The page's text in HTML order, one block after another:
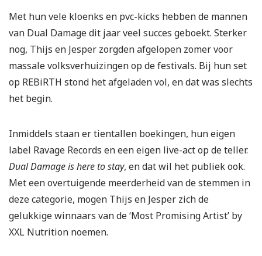
Met hun vele kloenks en pvc-kicks hebben de mannen
van Dual Damage dit jaar veel succes geboekt. Sterker
nog, Thijs en Jesper zorgden afgelopen zomer voor
massale volksverhuizingen op de festivals. Bij hun set
op REBiRTH stond het afgeladen vol, en dat was slechts
het begin.
Inmiddels staan er tientallen boekingen, hun eigen
label Ravage Records en een eigen live-act op de teller.
Dual Damage is here to stay, en dat wil het publiek ook.
Met een overtuigende meerderheid van de stemmen in
deze categorie, mogen Thijs en Jesper zich de
gelukkige winnaars van de ‘Most Promising Artist’ by
XXL Nutrition noemen.